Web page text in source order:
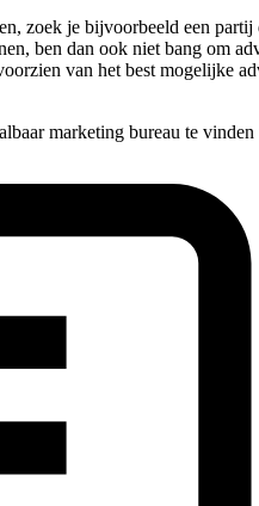
zoek je bijvoorbeeld een
ben dan ook niet bang om
van het best mogelijke
marketing bureau te